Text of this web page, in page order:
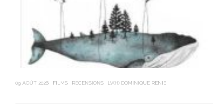
09 AOÛT 2026 FILMS RECENSIONS LV(H) DOMINIQUE RENIE